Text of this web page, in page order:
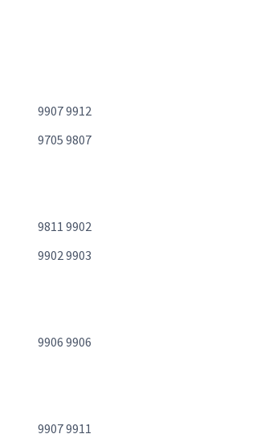
9907 9912
9705 9807
9811 9902
9902 9903
9906 9906
9907 9911